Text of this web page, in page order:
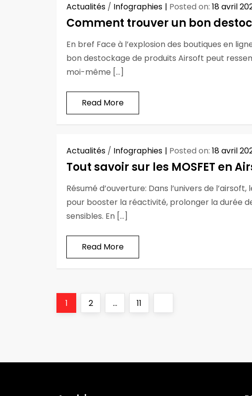
Actualités / Infographies Posted on: 18 avril
Comment trouver un bon
En bref Face à l’explosion des boutiques en
bon destockage de produits Airsoft peut
moi-même […]
Read More
Actualités / Infographies Posted on: 18 avril
Tout savoir sur les MOSFET en
Résumé d’ouverture: Dans l’univers de
pour booster la réactivité, prolonger la durée
sensibles. En […]
Read More
P
i
n
Page
1 Page
2 … Page
11